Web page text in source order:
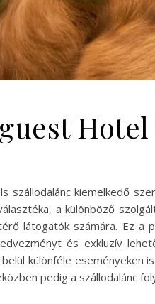
szállodalánc kiemelkedő
a különböző
látogatók számára. Ez a
és exkluzív
különféle eseményeken
pedig a szállodalánc